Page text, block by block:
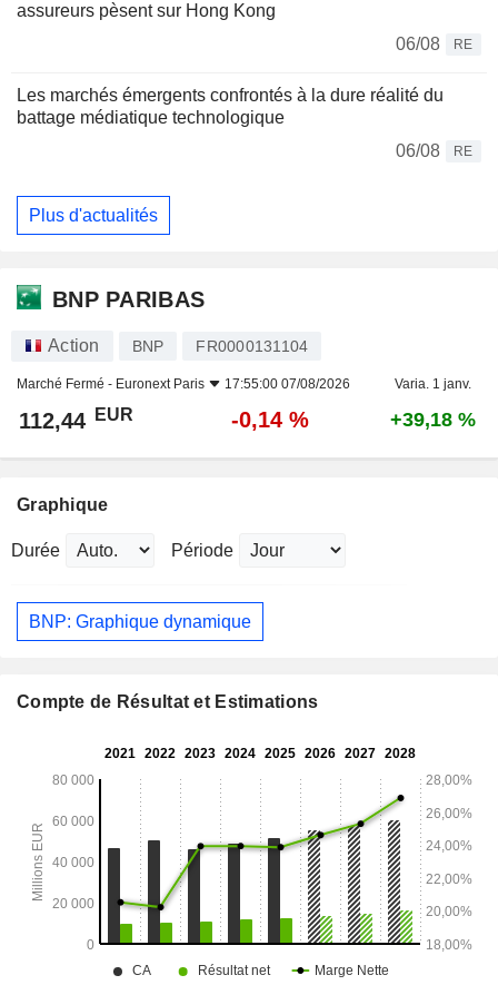
assureurs pèsent sur Hong Kong
06/08
RE
Les marchés émergents confrontés à la dure réalité du
battage médiatique technologique
06/08
RE
Plus d'actualités
BNP PARIBAS
Action BNP FR0000131104
Marché Fermé - Euronext Paris 17:55:00 07/08/2026 Varia. 1 janv.
112,44 EUR -0,14 % +39,18 %
Graphique
Durée Période
BNP: Graphique dynamique
Compte de Résultat et Estimations